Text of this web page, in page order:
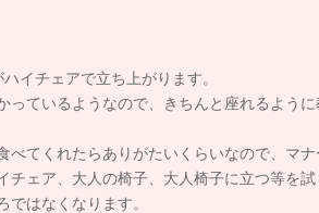
イチェアで立ち上がります。
っているようなので、きちんと座れるように
べてくれたらありがたいくらいなので、マナ
チェア、大人の椅子、大人椅子に立つ等を
ではなくなります。